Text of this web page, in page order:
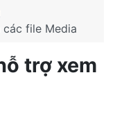
file Media
trợ xem